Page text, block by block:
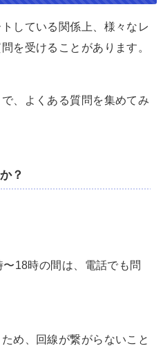
している関係上、様々なレ
を受けることがあります。
、よくある質問を集めてみ
？
18時の間は、電話でも問
め、回線が繋がらないこと